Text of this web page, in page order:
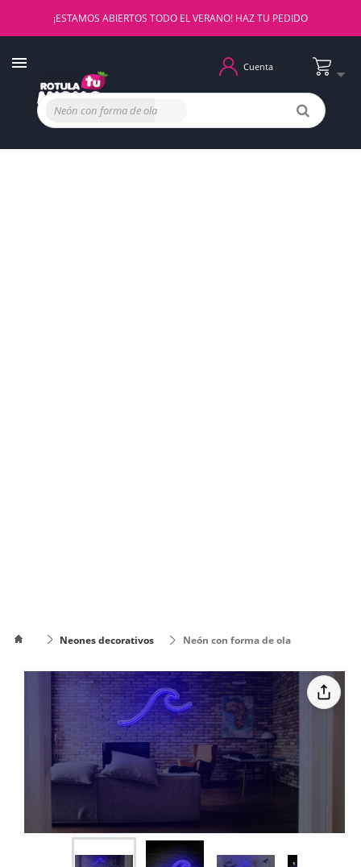
¡ESTAMOS ABIERTOS TODO EL VERANO! HAZ TU PEDIDO
Cuenta
Neones decorativos Neón con forma de ola
texto en
varias
líneas
Cómo cambiar
de color el texto